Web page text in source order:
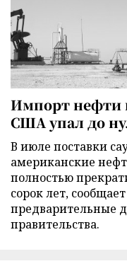
Импорт нефти
США упал до
В июле поставки
американские
полностью
сорок лет,
предварительные
правительства.